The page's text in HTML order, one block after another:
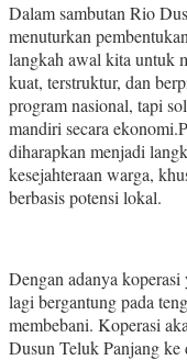
Dalam sambutan Rio
menuturkan
langkah awal kita untuk
kuat, terstruktur, dan
program nasional, tapi
mandiri secara
diharapkan menjadi
kesejahteraan warga,
berbasis potensi lokal.
Dengan adanya
lagi bergantung pada
membebani. Koperasi
Dusun Teluk Panjang ke